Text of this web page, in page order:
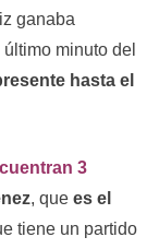
ganaba
minuto del
hasta el
3
, que es el
tiene un partido